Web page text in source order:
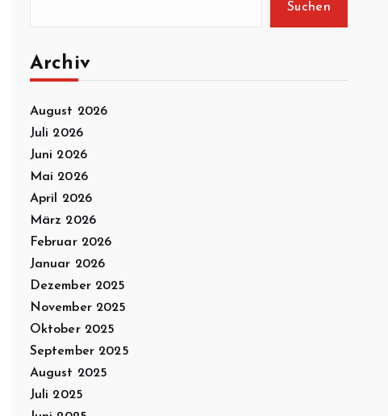
Suchen
Archiv
August 2026
Juli 2026
Juni 2026
Mai 2026
April 2026
März 2026
Februar 2026
Januar 2026
Dezember 2025
November 2025
Oktober 2025
September 2025
August 2025
Juli 2025